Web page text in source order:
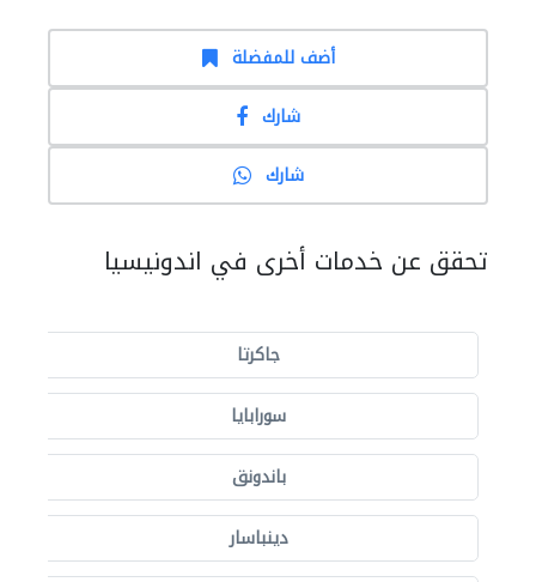
أضف للمفضلة
شارك
شارك
تحقق عن خدمات أخرى في اندونيسيا
جاكرتا
سورابايا
باندونق
دينباسار